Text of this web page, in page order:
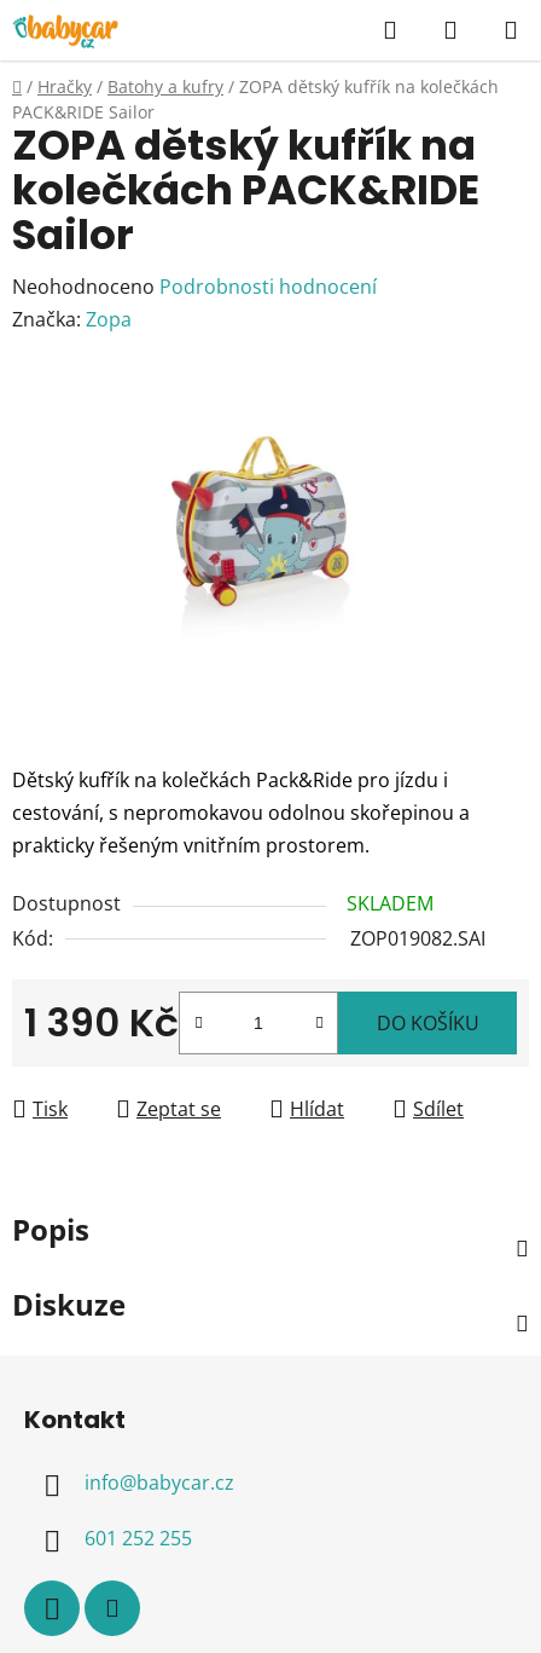
Přejít
na
obsah
Hledat
KOŠÍK
Domů
/ Hračky / Batohy a kufry / ZOPA dětský kufřík na kolečkách
PACK&RIDE Sailor
Dětský kufřík na kolečkách Pack&Ride pro jízdu i
cestování, s nepromokavou odolnou skořepinou a
prakticky řešeným vnitřním prostorem.
Dostupnost
SKLADEM
Kód:
ZOP019082.SAI
1 390 Kč DO KOŠÍKU
Tisk Zeptat se Hlídat Sdílet
ZOPA dětský kufřík na
kolečkách PACK&RIDE
Sailor
Průměrné
hodnocení
Neohodnoceno Podrobnosti hodnocení
Značka: Zopa
Popis
Diskuze
Kontakt
info@babycar.cz
601 252 255